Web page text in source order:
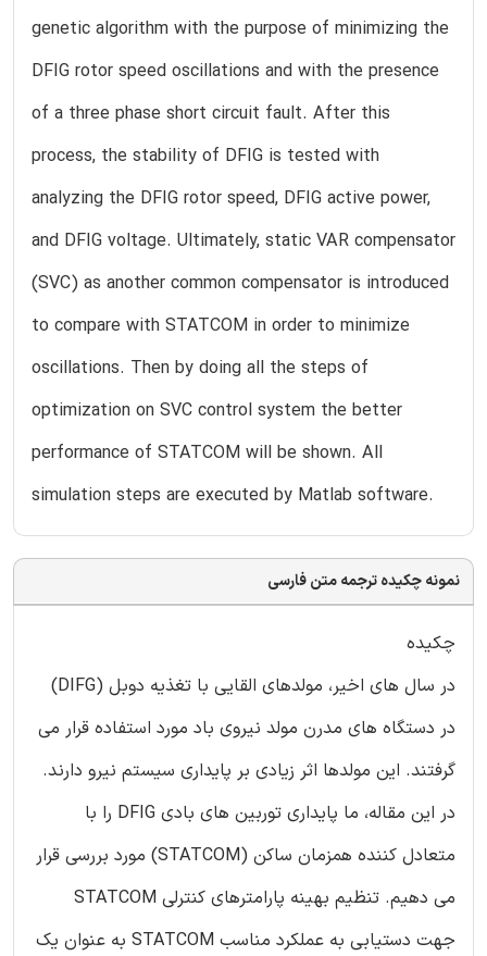
genetic algorithm with the purpose of minimizing the
DFIG rotor speed oscillations and with the presence
of a three phase short circuit fault. After this
process, the stability of DFIG is tested with
analyzing the DFIG rotor speed, DFIG active power,
and DFIG voltage. Ultimately, static VAR compensator
(SVC) as another common compensator is introduced
to compare with STATCOM in order to minimize
oscillations. Then by doing all the steps of
optimization on SVC control system the better
performance of STATCOM will be shown. All
simulation steps are executed by Matlab software.
نمونه چکیده ترجمه متن فارسی
چکیده
در سال های اخیر، مولدهای القایی با تغذیه دوبل (DIFG)
در دستگاه های مدرن مولد نیروی باد مورد استفاده قرار می
گرفتند. این مولدها اثر زیادی بر پایداری سیستم نیرو دارند.
در این مقاله، ما پایداری توربین های بادی DFIG را با
متعادل کننده همزمان ساکن (STATCOM) مورد بررسی قرار
می دهیم. تنظیم بهینه پارامترهای کنترلی STATCOM
جهت دستیابی به عملکرد مناسب STATCOM به عنوان یک